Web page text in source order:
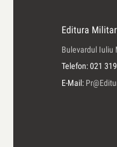
Editura
Bulevardul Iuliu
Telefon: 021
E-Mail: